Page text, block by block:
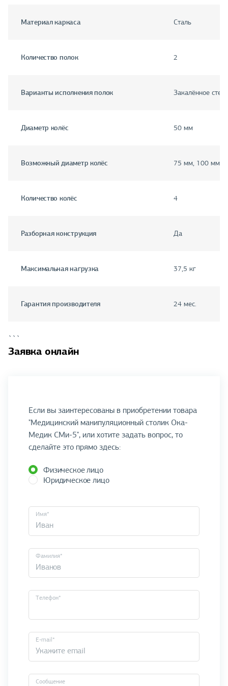
Материал каркаса Сталь
Количество полок 2
Варианты исполнения полок Закалённое
Диаметр колёс 50 мм
Возможный диаметр колёс 75 мм, 100 мм
Количество колёс 4
Разборная конструкция Да
Максимальная нагрузка 37,5 кг
Гарантия производителя 24 мес.
```
Заявка онлайн
Если вы заинтересованы в приобретении товара
"Медицинский манипуляционный столик Ока-
Медик СМи-5", или хотите задать вопрос, то
сделайте это прямо здесь:
Физическое лицо
Юридическое лицо
Имя*
Фамилия*
Телефон*
E-mail*
Cообщение